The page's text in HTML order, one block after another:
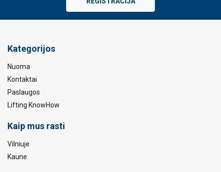
Kategorijos
Nuoma
Kontaktai
Paslaugos
Lifting KnowHow
Kaip mus rasti
Vilniuje
Kaune